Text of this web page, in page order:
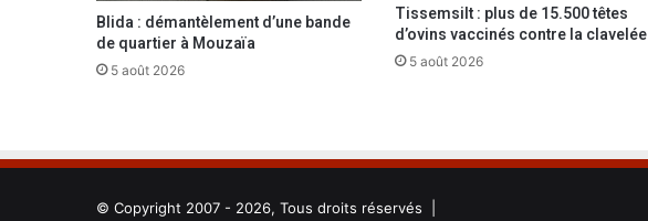
e
n
t
P
t
o
Blida : démantèlement d’une bande
de quartier à Mouzaïa
5 août 2026
Tissemsilt : plus de 15.500 têtes
d’ovins vaccinés contre la clavelée
5 août 2026
© Copyright 2007 - 2026, Tous droits réservés |